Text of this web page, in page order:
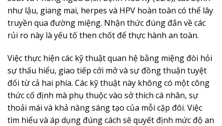
như lậu, giang mai, herpes và HPV hoàn toàn có thể lây
truyền qua đường miệng. Nhận thức đúng đắn về các
rủi ro này là yếu tố then chốt để thực hành an toàn.
Việc thực hiện các kỹ thuật quan hệ bằng miệng đòi hỏi
sự thấu hiểu, giao tiếp cởi mở và sự đồng thuận tuyệt
đối từ cả hai phía. Các kỹ thuật này không có một công
thức cố định mà phụ thuộc vào sở thích cá nhân, sự
thoải mái và khả năng sáng tạo của mỗi cặp đôi. Việc
tìm hiểu và áp dụng đúng cách sẽ quyết định mức độ an